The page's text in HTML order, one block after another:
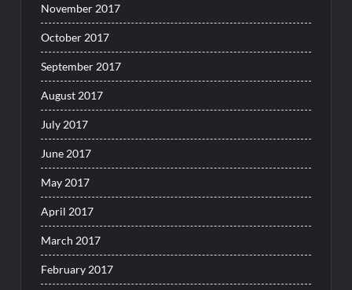
November 2017
October 2017
September 2017
August 2017
July 2017
June 2017
May 2017
April 2017
March 2017
February 2017